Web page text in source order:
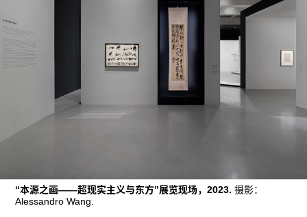
ENGLISH
ART & EDUCATION
往期内容
联系我们
“本源之画——超现实主义与东方”展览现场，2023. 摄影：
Alessandro Wang.